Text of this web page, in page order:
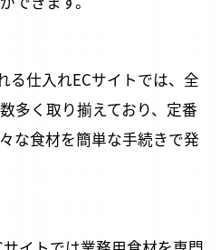
る仕入れECサイトでは、全
多く取り揃えており、定番
な食材を簡単な手続きで発